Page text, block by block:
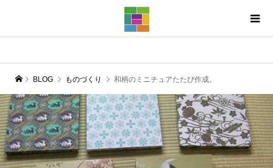
BLOG ものづくり 和柄のミニチュアたたぴ作成。